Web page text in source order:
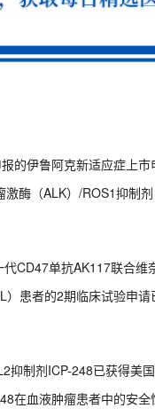
的伊鲁阿克新适应症上
酶（ALK）/ROS1抑制
CD47单抗AK117联合
患者的2期临床试验申
抑制剂ICP-248已获得美
在血液肿瘤患者中的安